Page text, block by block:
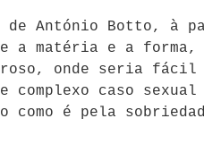
de António Botto, à
a matéria e a
onde seria
complexo caso
como é pela